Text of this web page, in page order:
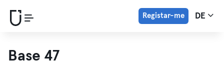
Registar-me DE
Base 47